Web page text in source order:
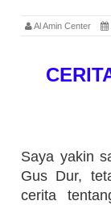
Al Amin Center
Saya yakin
Gus Dur,
cerita